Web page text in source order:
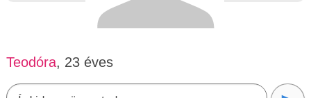
Teodóra, 23 éves